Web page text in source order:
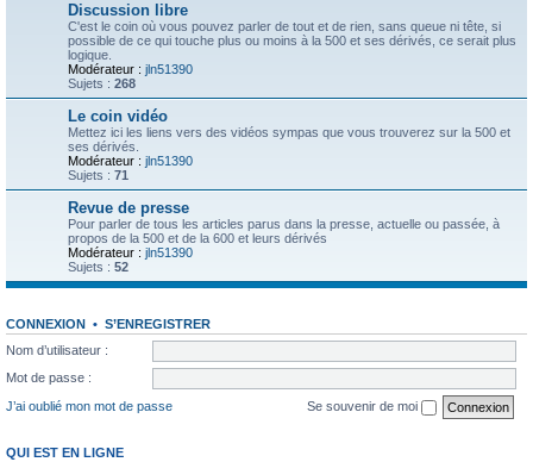
Discussion libre
C'est le coin où vous pouvez parler de tout et de rien, sans queue ni tête, si
possible de ce qui touche plus ou moins à la 500 et ses dérivés, ce serait plus
logique.
Modérateur : jln51390
Sujets : 268
Le coin vidéo
Mettez ici les liens vers des vidéos sympas que vous trouverez sur la 500 et
ses dérivés.
Modérateur : jln51390
Sujets : 71
Revue de presse
Pour parler de tous les articles parus dans la presse, actuelle ou passée, à
propos de la 500 et de la 600 et leurs dérivés
Modérateur : jln51390
Sujets : 52
CONNEXION • S’ENREGISTRER
Nom d’utilisateur :
Mot de passe :
J’ai oublié mon mot de passe
Se souvenir de moi
QUI EST EN LIGNE